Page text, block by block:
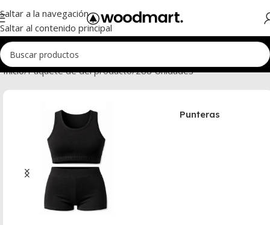
Saltar a la navegación
Saltar al contenido principal
Inicio Paquete de del producto 288 Unidades
Punteras